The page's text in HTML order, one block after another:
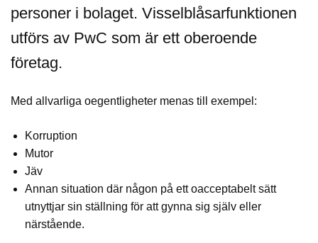
personer i bolaget. Visselblåsarfunktionen
utförs av PwC som är ett oberoende
företag.
Med allvarliga oegentligheter menas till exempel:
Korruption
Mutor
Jäv
Annan situation där någon på ett oacceptabelt sätt
utnyttjar sin ställning för att gynna sig själv eller
närstående.